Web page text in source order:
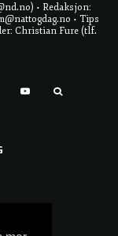
• Redaksjon:
• Tips
Christian Fure (tlf.